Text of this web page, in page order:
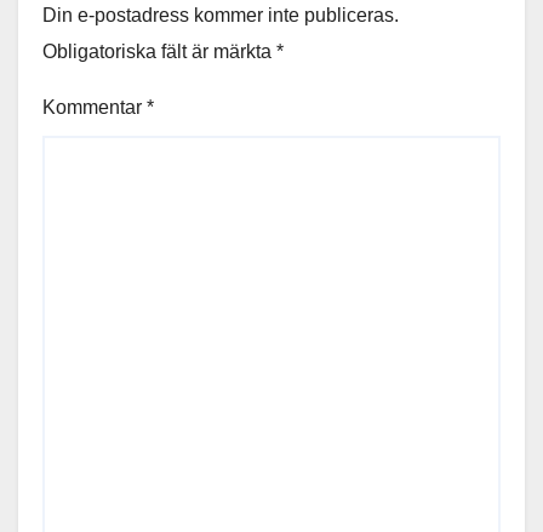
Din e-postadress kommer inte publiceras.
Obligatoriska fält är märkta *
Kommentar *